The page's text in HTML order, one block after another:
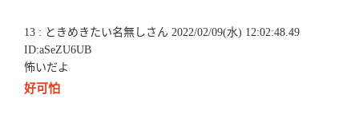
13 : ときめきたい名無しさん 2022/02/09(水) 12:02:48.49
ID:aSeZU6UB
怖いだよ
好可怕